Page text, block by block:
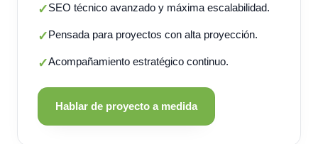
✓SEO técnico avanzado y máxima escalabilidad.
✓Pensada para proyectos con alta proyección.
✓Acompañamiento estratégico continuo.
Hablar de proyecto a medida